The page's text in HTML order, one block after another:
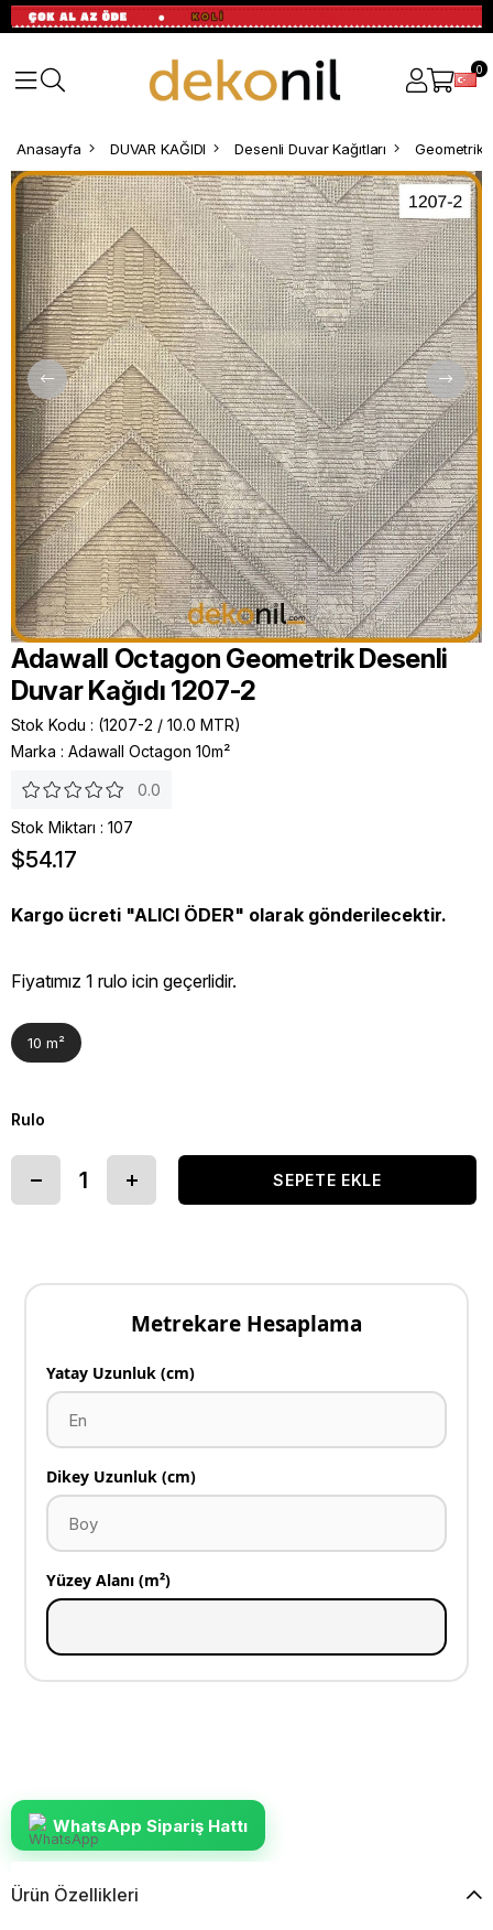
0
Anasayfa DUVAR KAĞIDI Desenli Duvar Kağıtları Geometrik
Adawall Octagon Geometrik Desenli
Duvar Kağıdı 1207-2
Stok Kodu
(1207-2 / 10.0 MTR)
Marka : Adawall Octagon 10m²
0.0
Stok Miktarı : 107
$54.17
Kargo ücreti "ALICI ÖDER" olarak gönderilecektir.
Fiyatımız 1 rulo icin geçerlidir.
10 m²
Rulo
Metrekare Hesaplama
Yatay Uzunluk (cm)
Dikey Uzunluk (cm)
Yüzey Alanı (m²)
WhatsApp Sipariş Hattı
Ürün Özellikleri